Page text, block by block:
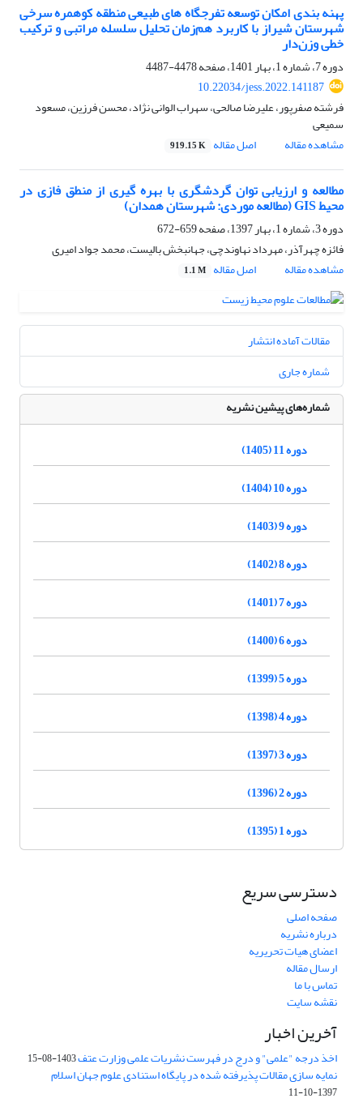
پهنه بندی امکان توسعه تفرجگاه های طبیعی منطقه کوهمره سرخی
شهرستان شیراز با کاربرد هم‌زمان تحلیل سلسله مراتبی و ترکیب
خطی وزن‌دار
دوره 7، شماره 1، بهار 1401، صفحه
4478-4487
10.22034/jess.2022.141187
فرشته صفرپور، علیرضا صالحی، سهراب الوانی نژاد، محسن فرزین، مسعود
سمیعی
مشاهده مقاله
اصل مقاله 919.15 K
مطالعه و ارزیابی توان گردشگری با بهره گیری از منطق فازی در
محیط GIS (مطالعه موردی: شهرستان همدان)
دوره 3، شماره 1، بهار 1397، صفحه
659-672
فائزه چهرآذر، مهرداد نهاوندچی، جهانبخش بالیست، محمد جواد امیری
مشاهده مقاله
اصل مقاله 1.1 M
مقالات آماده انتشار
شماره جاری
شماره‌های پیشین نشریه
دوره 11 (1405)
دوره 10 (1404)
دوره 9 (1403)
دوره 8 (1402)
دوره 7 (1401)
دوره 6 (1400)
دوره 5 (1399)
دوره 4 (1398)
دوره 3 (1397)
دوره 2 (1396)
دوره 1 (1395)
دسترسی سریع
صفحه اصلی
درباره نشریه
اعضای هیات تحریریه
ارسال مقاله
تماس با ما
نقشه سایت
آخرین اخبار
اخذ درجه "علمی" و درج در فهرست نشریات علمی وزارت عتف1403-08-15
نمایه سازی مقالات پذیرفته شده در پایگاه استنادی علوم جهان اسلام
1397-10-11